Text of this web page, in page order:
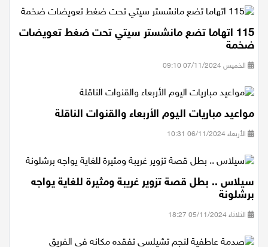
115 اتهاما تضع مانشستر سيتي تحت ضغط تعويضات
ضخمة
الخميس 07/11/2024 09:10
مواعيد مباريات اليوم الأربعاء والقنوات الناقلة
الأربعاء 06/11/2024 10:31
سيلاس .. بطل قصة تزوير غريبة ومثيرة للغاية يواجه
برشلونة
الثلاثاء 05/11/2024 18:27